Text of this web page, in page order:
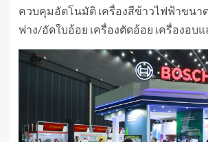
ควบคุมอัตโนมัติ เครื่องสีข้าวไฟฟ้าขนาด
ฟาง/อัดใบอ้อย เครื่องตัดอ้อย เครื่องอบ